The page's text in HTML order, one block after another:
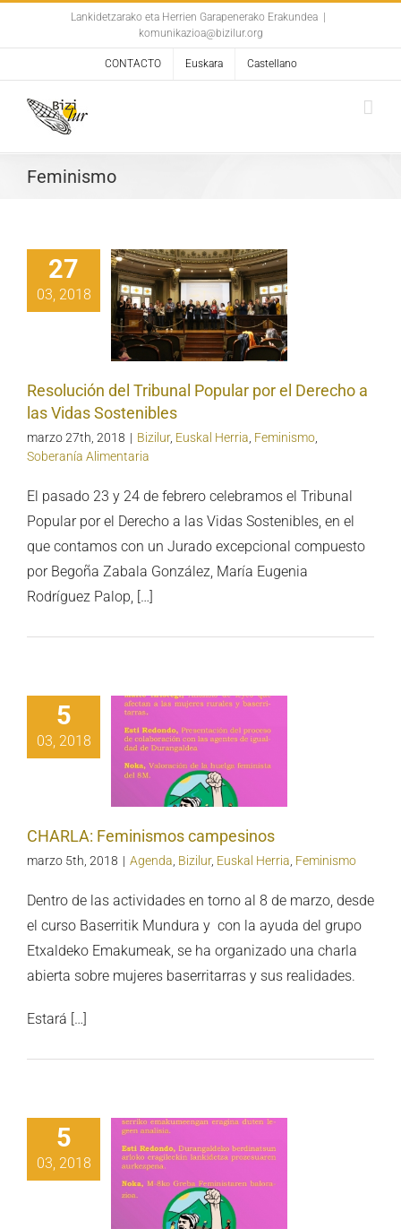
Lankidetzarako eta Herrien Garapenerako Erakundea
komunikazioa@bizilur.org
CONTACTO Euskara Castellano
Feminismo
27
03, 2018
del
Popular
Resolución del Tribunal Popular por el Derecho a
las Vidas Sostenibles
marzo 27th, 2018 | Bizilur, Euskal Herria Feminismo
Soberanía Alimentaria
El pasado 23 y 24 de febrero celebramos el Tribunal
Popular por el Derecho a las Vidas Sostenibles, en el
que contamos con un Jurado excepcional compuesto
por Begoña Zabala González, María Eugenia
Rodríguez Palop, […]
5
03, 2018
CHARLA: Feminismos campesinos
marzo 5th, 2018 | Agenda Bizilur, Euskal Herria Feminismo
Dentro de las actividades en torno al 8 de marzo, desde
el curso Baserritik Mundura y con la ayuda del grupo
Etxaldeko Emakumeak, se ha organizado una charla
abierta sobre mujeres baserritarras y sus realidades.
Estará […]
5
03, 2018